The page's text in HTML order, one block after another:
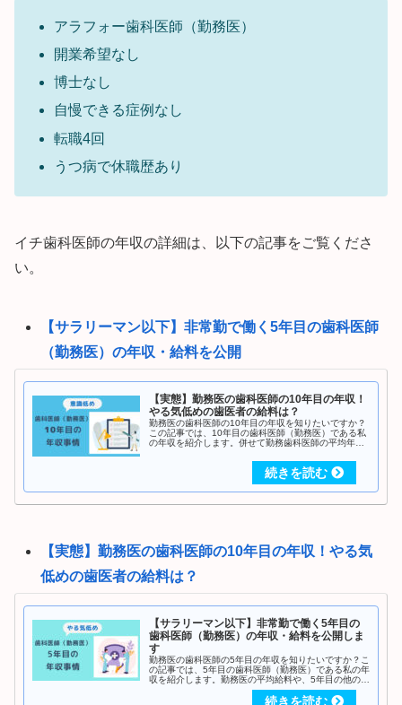
アラフォー歯科医師（勤務医）
開業希望なし
博士なし
自慢できる症例なし
転職4回
うつ病で休職歴あり
イチ歯科医師の年収の詳細は、以下の記事をご覧くださ
い。
【サラリーマン以下】非常勤で働く5年目の歯科医師
（勤務医）の年収・給料を公開
【実態】勤務医の歯科医師の10年目の年収！
やる気低めの歯医者の給料は？
勤務医の歯科医師の10年目の年収を知りたいですか？
この記事では、10年目の歯科医師（勤務医）である私
の年収を紹介します。併せて勤務歯科医師の平均年収
説します。イチ歯医者の給料が気になる先生はぜひご
【実態】勤務医の歯科医師の10年目の年収！やる気
低めの歯医者の給料は？
【サラリーマン以下】非常勤で働く5年目の
歯科医師（勤務医）の年収・給料を公開しま
す
勤務医の歯科医師の5年目の年収を知りたいですか？こ
の記事では、5年目の歯科医師（勤務医）である私の年
収を紹介します。勤務医の平均給料や、5年目の他の先
生の年収も紹介します。やる気ない歯医者が5年間働く
とどのくらいもらえるか気になる方はぜひご覧くださ